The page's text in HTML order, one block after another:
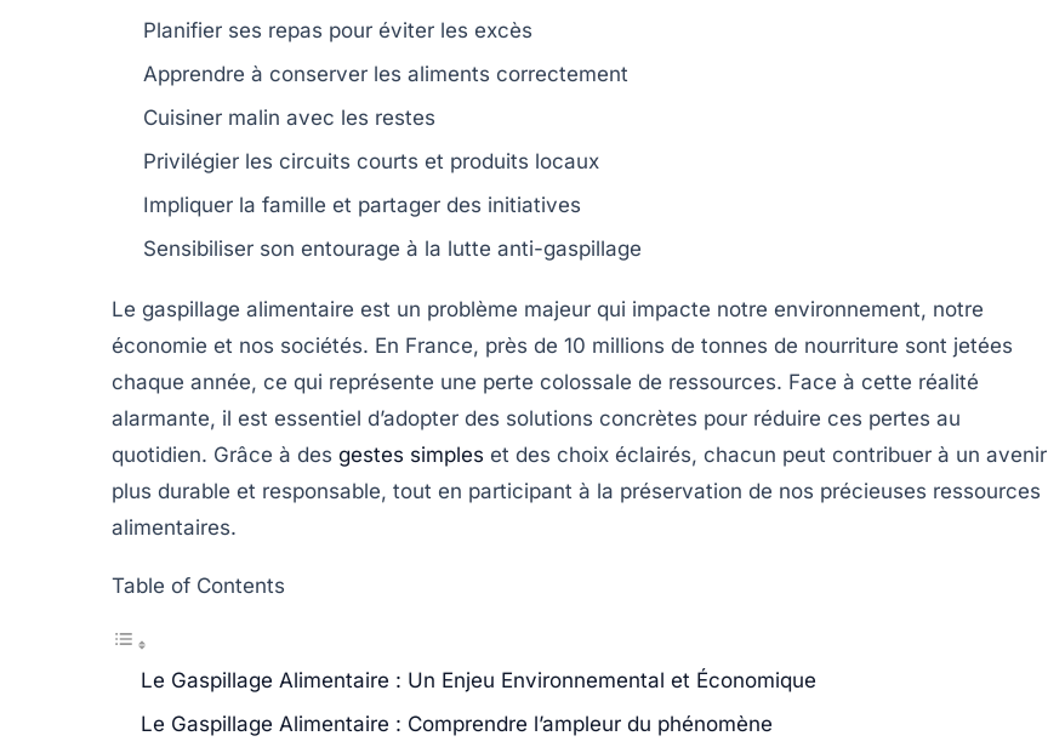
Planifier ses repas pour éviter les excès
Apprendre à conserver les aliments correctement
Cuisiner malin avec les restes
Privilégier les circuits courts et produits locaux
Impliquer la famille et partager des initiatives
Sensibiliser son entourage à la lutte anti-gaspillage
Le gaspillage alimentaire est un problème majeur qui impacte notre environnement, notre
économie et nos sociétés. En France, près de 10 millions de tonnes de nourriture sont jetées
chaque année, ce qui représente une perte colossale de ressources. Face à cette réalité
alarmante, il est essentiel d’adopter des solutions concrètes pour réduire ces pertes au
quotidien. Grâce à des gestes simples et des choix éclairés, chacun peut contribuer à un avenir
plus durable et responsable, tout en participant à la préservation de nos précieuses ressources
alimentaires.
Table of Contents
Le Gaspillage Alimentaire : Un Enjeu Environnemental et Économique
Le Gaspillage Alimentaire : Comprendre l’ampleur du phénomène